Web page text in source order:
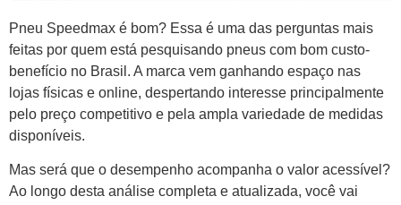
Pneu Speedmax é bom? Essa é uma das perguntas mais
feitas por quem está pesquisando pneus com bom custo-
benefício no Brasil. A marca vem ganhando espaço nas
lojas físicas e online, despertando interesse principalmente
pelo preço competitivo e pela ampla variedade de medidas
disponíveis.
Mas será que o desempenho acompanha o valor acessível?
Ao longo desta análise completa e atualizada, você vai